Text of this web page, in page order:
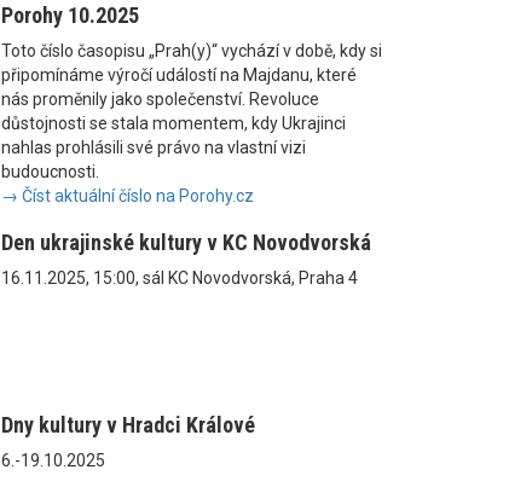
Porohy 10.2025
Toto číslo časopisu „Prah(y)“ vychází v době, kdy si
připomínáme výročí událostí na Majdanu, které
nás proměnily jako společenství. Revoluce
důstojnosti se stala momentem, kdy Ukrajinci
nahlas prohlásili své právo na vlastní vizi
budoucnosti.
→ Číst aktuální číslo na Porohy.cz
Den ukrajinské kultury v KC Novodvorská
16.11.2025, 15:00, sál KC Novodvorská, Praha 4
Dny kultury v Hradci Králové
6.-19.10.2025